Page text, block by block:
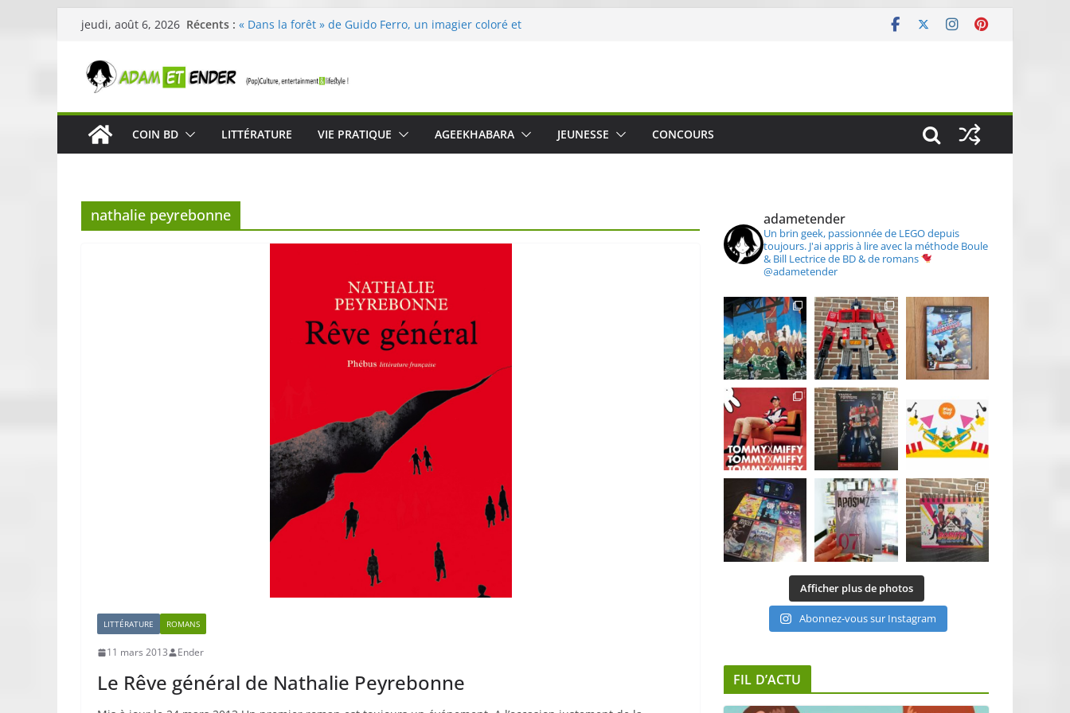
Passer
contenu
jeudi, août 6, 2026 Récents : « Dans la forêt » de Guido Ferro, un imagier coloré et
Célestin en concert : une expérience intime et engagée à
« In The Beginning was The Water », le film concert
néoclassique de Nico Cartosio sur Prime Video le 6 octobre
Skullcandy dévoile le Crusher 540 Active : un casque audio
COIN BD LITTÉRATURE VIE PRATIQUE AGEEKHABARA JEUNESSE CONCOURS
nathalie peyrebonne
LITTÉRATURE ROMANS
11 mars 2013 Ender
Le Rêve général de Nathalie Peyrebonne
adametender
Un brin geek, passionnée de LEGO depuis
toujours. J'ai appris à lire avec la méthode Boule
& Bill Lectrice de BD & de romans
@adametender
Afficher plus de photos
Abonnez-vous sur Instagram
FIL D’ACTU